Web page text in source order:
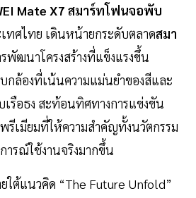
Mate X7 สมาร์ทโฟนจอพับ
ทศไทย เดินหน้ายกระดับตลาดสมา
พัฒนาโครงสร้างที่แข็งแรงขึ้น
กล้องที่เน้นความแม่นยำของสีและ
รือธง สะท้อนทิศทางการแข่งขัน
รีเมียมที่ให้ความสำคัญทั้งนวัตกรรม
ารณ์ใช้งานจริงมากขึ้น
ใต้แนวคิด “The Future Unfold”